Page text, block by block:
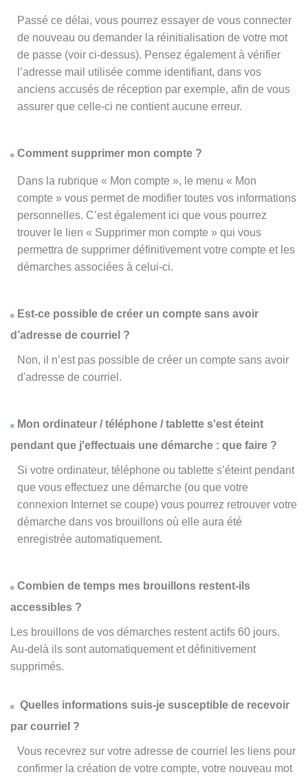
Passé ce délai, vous pourrez essayer de vous connecter
de nouveau ou demander la réinitialisation de votre mot
de passe (voir ci-dessus). Pensez également à vérifier
l’adresse mail utilisée comme identifiant, dans vos
anciens accusés de réception par exemple, afin de vous
assurer que celle-ci ne contient aucune erreur.
Comment supprimer mon compte ?
Dans la rubrique « Mon compte », le menu « Mon
compte » vous permet de modifier toutes vos informations
personnelles. C’est également ici que vous pourrez
trouver le lien « Supprimer mon compte » qui vous
permettra de supprimer définitivement votre compte et les
démarches associées à celui-ci.
Est-ce possible de créer un compte sans avoir
d’adresse de courriel ?
Non, il n’est pas possible de créer un compte sans avoir
d'adresse de courriel.
Mon ordinateur / téléphone / tablette s'est éteint
pendant que j'effectuais une démarche : que faire ?
Si votre ordinateur, téléphone ou tablette s’éteint pendant
que vous effectuez une démarche (ou que votre
connexion Internet se coupe) vous pourrez retrouver votre
démarche dans vos brouillons où elle aura été
enregistrée automatiquement.
Combien de temps mes brouillons restent-ils
accessibles ?
Les brouillons de vos démarches restent actifs 60 jours.
Au-delà ils sont automatiquement et définitivement
supprimés.
Quelles informations suis-je susceptible de recevoir
par courriel ?
Vous recevrez sur votre adresse de courriel les liens pour
confirmer la création de votre compte, votre nouveau mot